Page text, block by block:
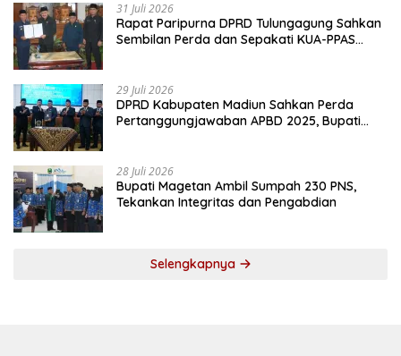
31 Juli 2026
Rapat Paripurna DPRD Tulungagung Sahkan
Sembilan Perda dan Sepakati KUA-PPAS
29 Juli 2026
DPRD Kabupaten Madiun Sahkan Perda
Pertanggungjawaban APBD 2025, Bupati
28 Juli 2026
Bupati Magetan Ambil Sumpah 230 PNS,
Tekankan Integritas dan Pengabdian
Selengkapnya